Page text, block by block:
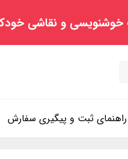
خوشنویسی و نقاشی
راهنمای ثبت و پیگیری سفارش